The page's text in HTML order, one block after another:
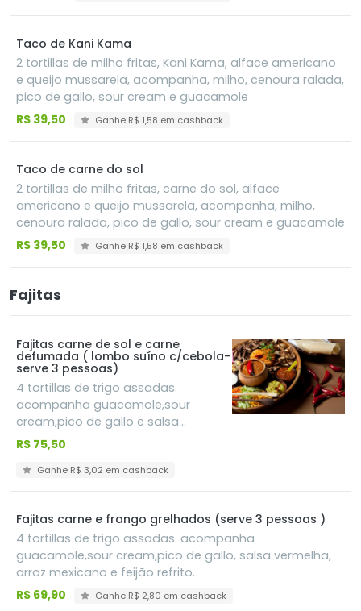
Taco de Kani Kama
2 tortillas de milho fritas, Kani Kama, alface americano
e queijo mussarela, acompanha, milho, cenoura ralada,
pico de gallo, sour cream e guacamole
R$ 39,50
Ganhe R$ 1,58 em cashback
Taco de carne do sol
2 tortillas de milho fritas, carne do sol, alface
americano e queijo mussarela, acompanha, milho,
cenoura ralada, pico de gallo, sour cream e guacamole
R$ 39,50
Ganhe R$ 1,58 em cashback
Fajitas
Fajitas carne de sol e carne
defumada ( lombo suíno c/cebola-
serve 3 pessoas)
4 tortillas de trigo assadas.
acompanha guacamole,sour
cream,pico de gallo e salsa
vermelha, arroz mexicano e feijão
R$ 75,50
Ganhe R$ 3,02 em cashback
Fajitas carne e frango grelhados (serve 3 pessoas )
4 tortillas de trigo assadas. acompanha
guacamole,sour cream,pico de gallo, salsa vermelha,
arroz mexicano e feijão refrito.
R$ 69,90
Ganhe R$ 2,80 em cashback